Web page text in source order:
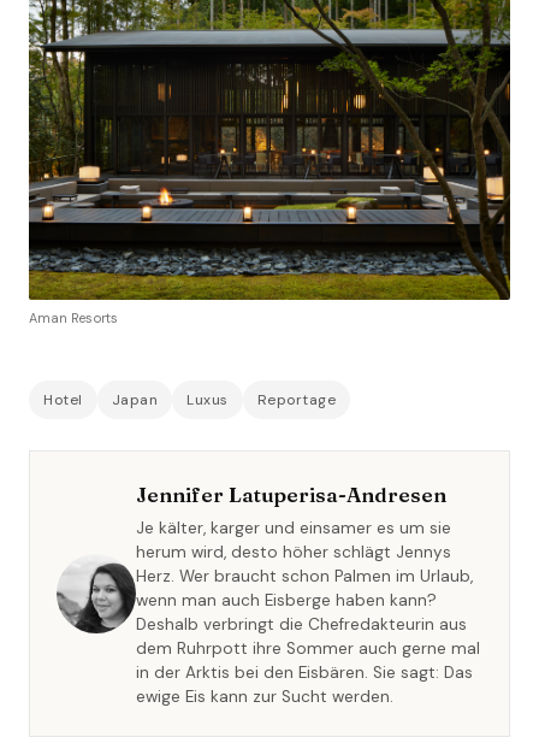
Aman Resorts
Hotel Japan Luxus Reportage
Jennifer Latuperisa-Andresen
Je kälter, karger und einsamer es um sie
herum wird, desto höher schlägt Jennys
Herz. Wer braucht schon Palmen im Urlaub,
wenn man auch Eisberge haben kann?
Deshalb verbringt die Chefredakteurin aus
dem Ruhrpott ihre Sommer auch gerne mal
in der Arktis bei den Eisbären. Sie sagt: Das
ewige Eis kann zur Sucht werden.